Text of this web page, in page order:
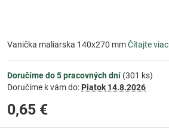
Vanička maliarska 140x270 mmČítajte viac
Doručíme do 5 pracovných dní(301 ks)
Doručíme k vám do: Piatok 14.8.2026
0,65 €